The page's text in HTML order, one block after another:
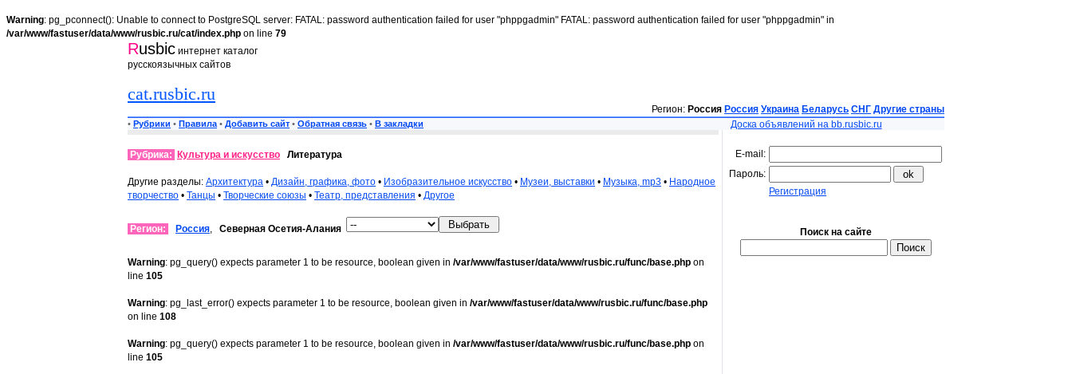
Warning: pg_pconnect(): Unable to connect to PostgreSQL server: FATAL: password authentication failed for user "phppgadmin" FATAL: password authentication failed for user "phppgadmin" in
/var/www/fastuser/data/www/rusbic.ru/cat/index.php on line 79
Rusbic интернет каталог
русскоязычных сайтов
cat.rusbic.ru
Регион: Россия Россия Украина Беларусь СНГ Другие страны
• Рубрики • Правила • Добавить сайт • Обратная связь • В закладки Доска объявлений на bb.rusbic.ru
Рубрика: Культура и искусство Литература
Другие разделы: Архитектура • Дизайн, графика, фото • Изобразительное искусство • Музеи, выставки • Музыка, mp3 • Народное
творчество • Танцы • Творческие союзы • Театр, представления • Другое
Регион: Россия, Северная Осетия-Алания
Warning: pg_query() expects parameter 1 to be resource, boolean given in /var/www/fastuser/data/www/rusbic.ru/func/base.php on
line 105
Warning: pg_last_error() expects parameter 1 to be resource, boolean given in /var/www/fastuser/data/www/rusbic.ru/func/base.php
on line 108
Warning: pg_query() expects parameter 1 to be resource, boolean given in /var/www/fastuser/data/www/rusbic.ru/func/base.php on
line 105
E-mail:
Пароль:
Регистрация
Поиск на сайте